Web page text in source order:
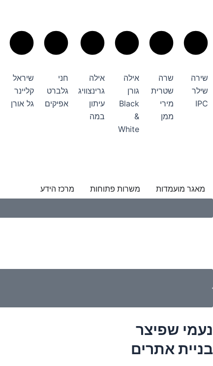
שירה
שילר
IPC
שרה
שטרית
מירי
ממן
אילה
גורן
Black
&
White
אילה
גרינצוויג
עיתון
במה
חני
גלברט
אפיקים
שיראל
קליינר
גל אורן
מאגר מועמדות משרות פתוחות מרכז הידע
נעמי שפיצר
בניית אתרים